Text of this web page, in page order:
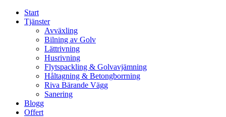
Start
Tjänster
Avväxling
Bilning av Golv
Lättrivning
Husrivning
Flytspackling & Golvavjämning
Håltagning & Betongborrning
Riva Bärande Vägg
Sanering
Blogg
Offert